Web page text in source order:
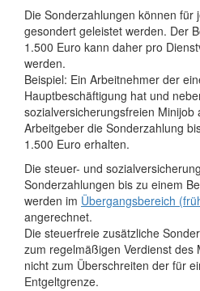
Die Sonderzahlungen können für
gesondert geleistet werden. Der
1.500 Euro kann daher pro
werden.
Beispiel: Ein Arbeitnehmer der
Hauptbeschäftigung hat und
sozialversicherungsfreien Minijob
Arbeitgeber die Sonderzahlung
1.500 Euro erhalten.
Die steuer- und
Sonderzahlungen bis zu einem
werden im Übergangsbereich
angerechnet.
Die steuerfreie zusätzliche
zum regelmäßigen Verdienst des
nicht zum Überschreiten der für
Entgeltgrenze.